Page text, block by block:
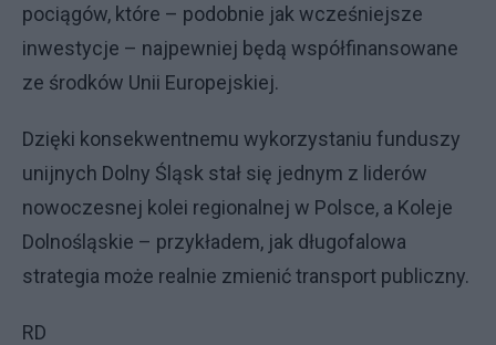
pociągów, które – podobnie jak wcześniejsze
inwestycje – najpewniej będą współfinansowane
ze środków Unii Europejskiej.
Dzięki konsekwentnemu wykorzystaniu funduszy
unijnych Dolny Śląsk stał się jednym z liderów
nowoczesnej kolei regionalnej w Polsce, a Koleje
Dolnośląskie – przykładem, jak długofalowa
strategia może realnie zmienić transport publiczny.
RD